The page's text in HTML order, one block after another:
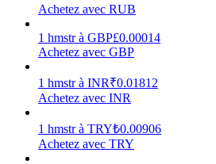
Achetez avec RUB
1 hmstr à GBP£0.00014
Achetez avec GBP
1 hmstr à INR₹0.01812
Achetez avec INR
1 hmstr à TRY₺0.00906
Achetez avec TRY